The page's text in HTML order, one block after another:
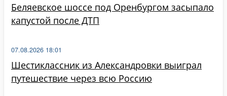
Беляевское шоссе под Оренбургом засыпало
капустой после ДТП
Шестиклассник из Александровки выиграл
путешествие через всю Россию
07.08.2026 18:01